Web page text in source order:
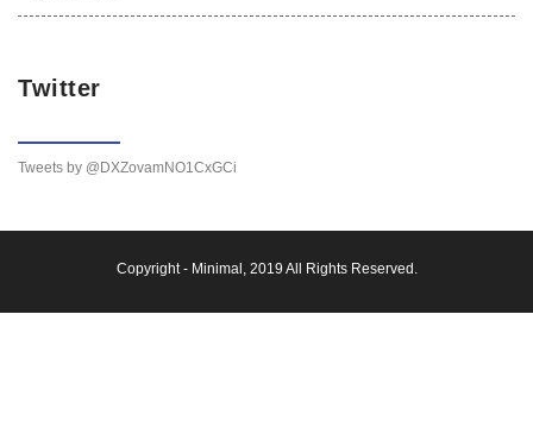
Twitter
Tweets by @DXZovamNO1CxGCi
Copyright - Minimal , 2019 All Rights Reserved.